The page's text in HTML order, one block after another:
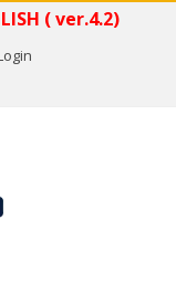
( ver.4.2)